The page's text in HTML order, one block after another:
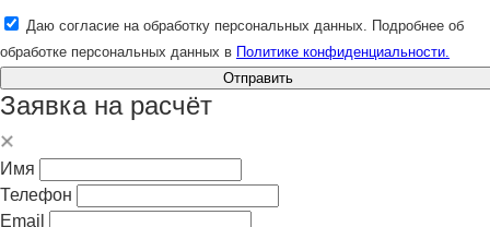
Даю согласие на обработку персональных данных. Подробнее об
обработке персональных данных в Политике конфиденциальности.
Отправить
Заявка на расчёт
Имя
Телефон
Email